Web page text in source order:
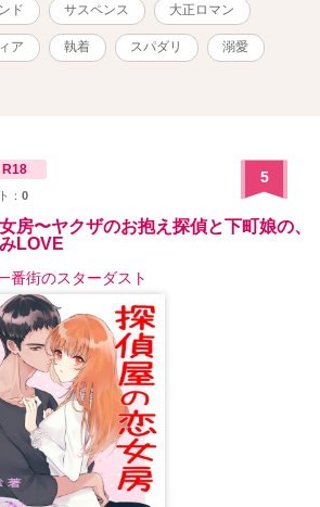
ド サスペンス 大正ロマン
ア 執着 スパダリ 溺愛
R18
： 0
5
房〜ヤクザのお抱え探偵と下町娘の、
LOVE
番街のスターダスト